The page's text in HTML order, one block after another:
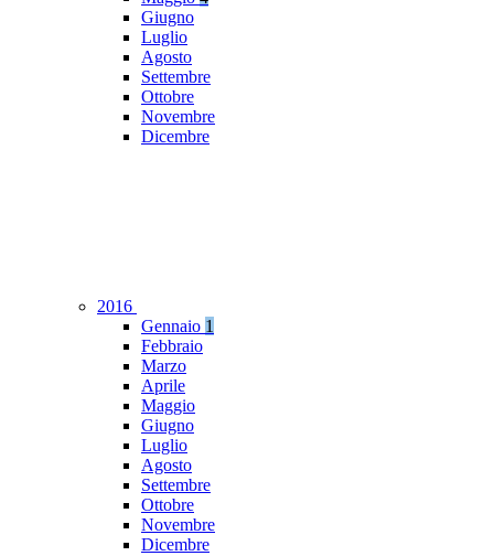
Giugno
Luglio
Agosto
Settembre
Ottobre
Novembre
Dicembre
2016
Gennaio 1
Febbraio
Marzo
Aprile
Maggio
Giugno
Luglio
Agosto
Settembre
Ottobre
Novembre
Dicembre